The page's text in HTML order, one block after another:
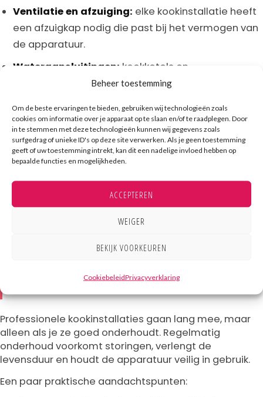
Beheer toestemming
Om de beste ervaringen te bieden, gebruiken wij technologieën zoals
cookies om informatie over je apparaat op te slaan en/of te raadplegen. Door
in te stemmen met deze technologieën kunnen wij gegevens zoals
surfgedrag of unieke ID's op deze site verwerken. Als je geen toestemming
geeft of uw toestemming intrekt, kan dit een nadelige invloed hebben op
bepaalde functies en mogelijkheden.
ACCEPTEREN
WEIGER
BEKIJK VOORKEUREN
CookiebeleidPrivacyverklaring
Ventilatie en afzuiging: elke kookinstallatie heeft
een afzuigkap nodig die past bij het vermogen van
de apparatuur.
Wateraansluitingen: kookketels en
combisteamers hebben water- en
zitten.
Afstemming met het bouwteam is daarin de
bepalende factor. Als aansluitpunten niet kloppen op
het moment van plaatsing, loopt het hele project
vertraging op. Op dewebsite van Kamprilees je meer
over hoe wij dit proces begeleiden.
Hoe zorg je voor onderhoud en lange
Professionele kookinstallaties gaan lang mee, maar
alleen als je ze goed onderhoudt. Regelmatig
onderhoud voorkomt storingen, verlengt de
levensduur en houdt de apparatuur veilig in gebruik.
Een paar praktische aandachtspunten: